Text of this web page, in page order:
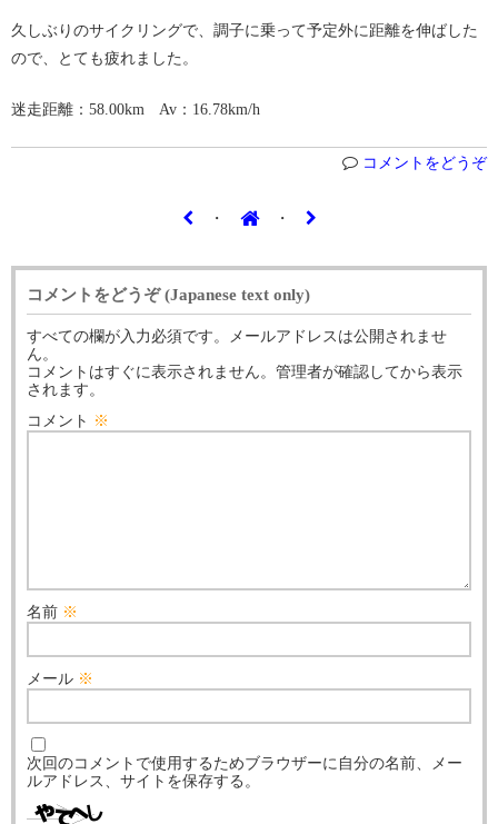
久しぶりのサイクリングで、調子に乗って予定外に距離を伸ばした
ので、とても疲れました。
迷走距離：58.00km Av：16.78km/h
コメントをどうぞ
・ ・
コメントをどうぞ (Japanese text only)
すべての欄が入力必須です。メールアドレスは公開されませ
ん。
コメントはすぐに表示されません。管理者が確認してから表示
されます。
コメント ※
名前 ※
メール ※
次回のコメントで使用するためブラウザーに自分の名前、メー
ルアドレス、サイトを保存する。